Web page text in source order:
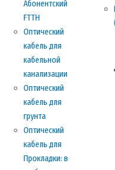
Абонентский
FTTH
Оптический
кабель для
кабельной
канализации
Оптический
кабель для
грунта
Оптический
кабель для
Прокладки: в